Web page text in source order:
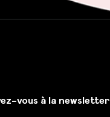
vous à la newsletter